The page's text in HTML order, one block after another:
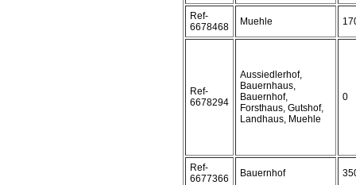
Ref-
6678468
Muehle
Ref-
6678294
Aussiedlerhof,
Bauernhaus,
Bauernhof,
Forsthaus, Gutshof,
Landhaus, Muehle
0
Ref-
6677366
Bauernhof